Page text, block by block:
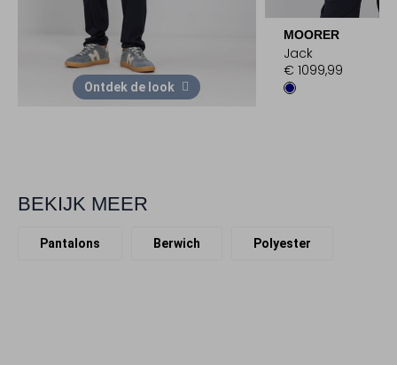
Ontdek de look
MOORER
Jack
€ 1099,99
BEKIJK MEER
Pantalons Berwich Polyester